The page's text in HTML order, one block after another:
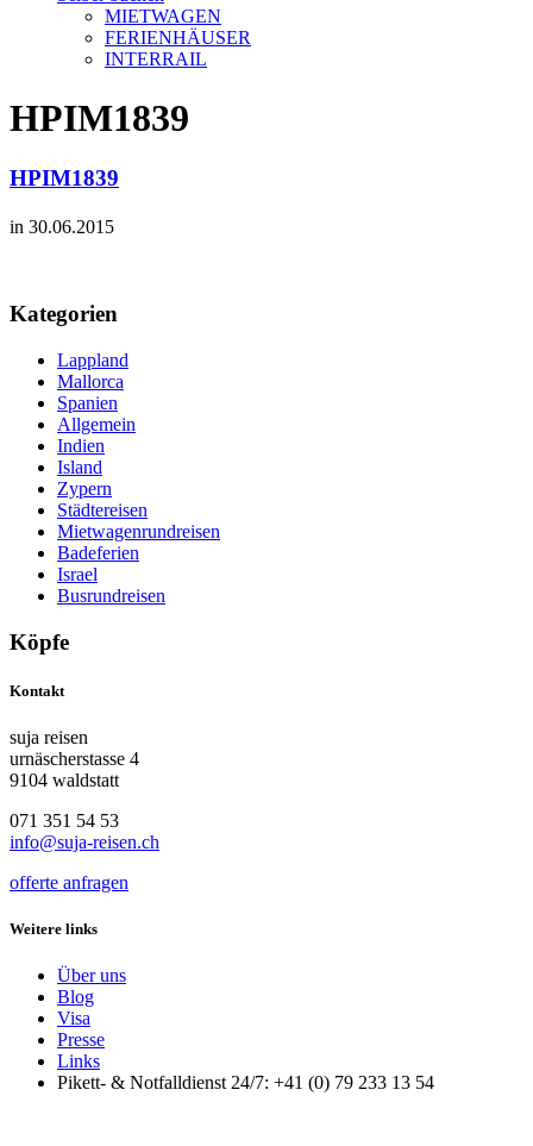
MIETWAGEN
FERIENHÄUSER
INTERRAIL
HPIM1839
HPIM1839
in 30.06.2015
Kategorien
Lappland
Mallorca
Spanien
Allgemein
Indien
Island
Zypern
Städtereisen
Mietwagenrundreisen
Badeferien
Israel
Busrundreisen
Köpfe
Kontakt
suja reisen
urnäscherstasse 4
9104 waldstatt
071 351 54 53
info@suja-reisen.ch
offerte anfragen
Weitere links
Über uns
Blog
Visa
Presse
Links
Pikett- & Notfalldienst 24/7: +41 (0) 79 233 13 54